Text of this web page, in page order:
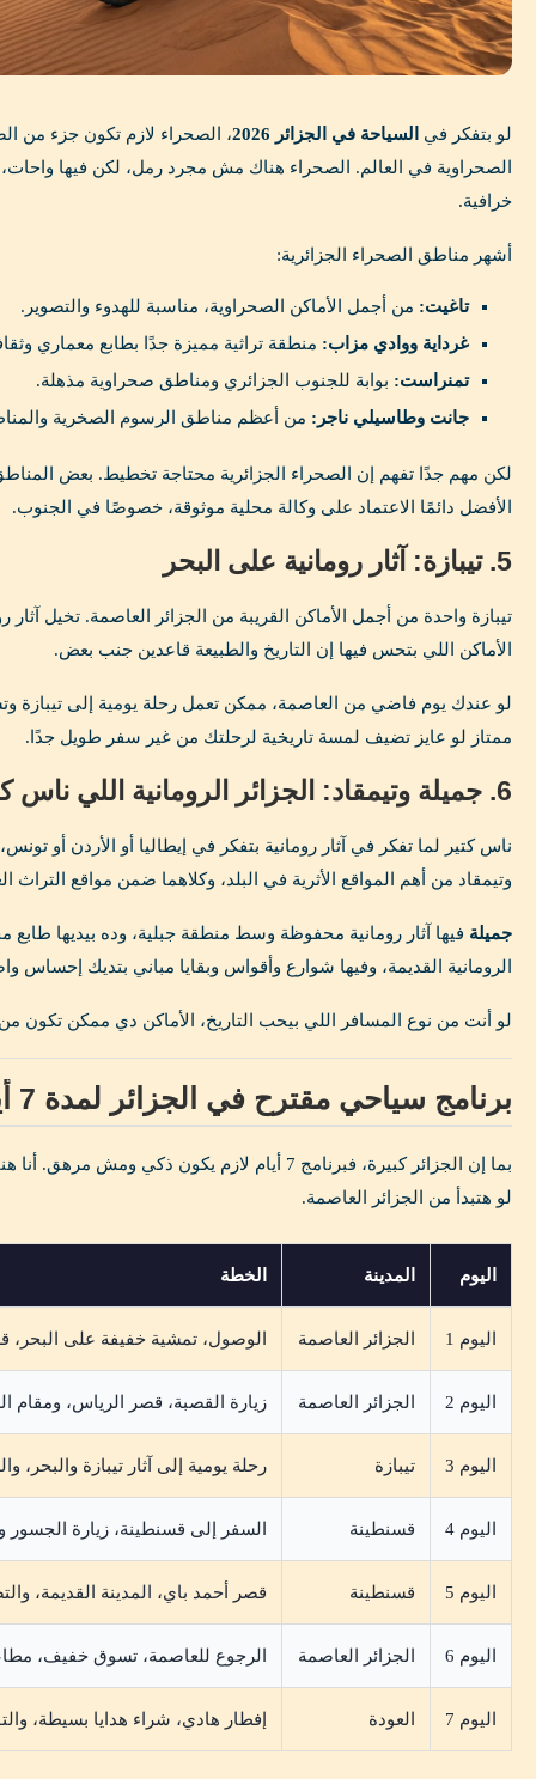
لو بتفكر في السياحة في الجزائر 2026
، الصحراء لازم تكون جزء من
الصحراوية في العالم. الصحراء هناك مش مجرد رمل، لكن فيها
خرافية.
أشهر مناطق الصحراء الجزائرية:
تاغيت: من أجمل الأماكن الصحراوية، مناسبة للهدوء والتصوير.
غرداية ووادي مزاب: منطقة تراثية مميزة جدًا بطابع معماري
تمنراست: بوابة للجنوب الجزائري ومناطق صحراوية مذهلة.
جانت وطاسيلي ناجر: من أعظم مناطق الرسوم الصخرية
لكن مهم جدًا تفهم إن الصحراء الجزائرية محتاجة تخطيط. بعض
الأفضل دائمًا الاعتماد على وكالة محلية موثوقة، خصوصًا في الجنوب.
5. تيبازة: آثار رومانية على البحر
تيبازة واحدة من أجمل الأماكن القريبة من الجزائر العاصمة. تخيل
الأماكن اللي بتحس فيها إن التاريخ والطبيعة قاعدين جنب بعض.
لو عندك يوم فاضي من العاصمة، ممكن تعمل رحلة يومية إلى تيبازة
ممتاز لو عايز تضيف لمسة تاريخية لرحلتك من غير سفر طويل جدًا.
6. جميلة وتيمقاد: الجزائر الرومانية اللي ناس كتير متعرفهاش
ناس كتير لما تفكر في آثار رومانية بتفكر في إيطاليا أو الأردن أو
وتيمقاد من أهم المواقع الأثرية في البلد، وكلاهما ضمن مواقع التراث
جميلة فيها آثار رومانية محفوظة وسط منطقة جبلية، وده بيديها طابع
الرومانية القديمة، وفيها شوارع وأقواس وبقايا مباني بتديك إحساس
لو أنت من نوع المسافر اللي بيحب التاريخ، الأماكن دي ممكن تكون
برنامج سياحي مقترح في الجزائر لمدة 7 أيام
بما إن الجزائر كبيرة، فبرنامج 7 أيام لازم
لو هتبدأ من الجزائر العاصمة.
اليوم المدينة الخطة
اليوم 1 الجزائر العاصمة الوصول، تمشية خفيفة على البحر،
اليوم 2 الجزائر العاصمة زيارة القصبة، قصر الرياس، ومقام
اليوم 3 تيبازة رحلة يومية إلى آثار تيبازة والبحر،
اليوم 4 قسنطينة السفر إلى قسنطينة، زيارة الجسور
اليوم 5 قسنطينة قصر أحمد باي، المدينة القديمة،
اليوم 6 الجزائر العاصمة الرجوع للعاصمة، تسوق خفيف،
اليوم 7 العودة إفطار هادي، شراء هدايا بسيطة،